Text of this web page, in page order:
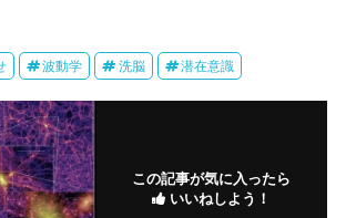
波動学 洗脳 潜在意識
この記事が気に入ったら
いいねしよう！